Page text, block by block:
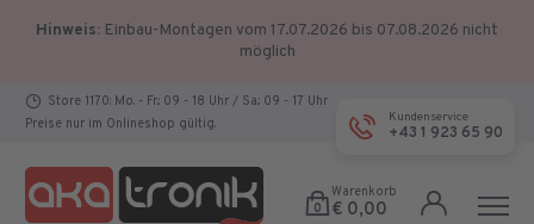
Hinweis: Einbau-Montagen vom 17.07.2026 bis 07.08.2026 nicht
möglich
Store 1170: Mo. - Fr.: 09 - 18 Uhr / Sa.: 09 - 17 Uhr
Preise nur im Onlineshop gültig.
Kundenservice
+43 1 923 65 90
0
Warenkorb
€ 0,00